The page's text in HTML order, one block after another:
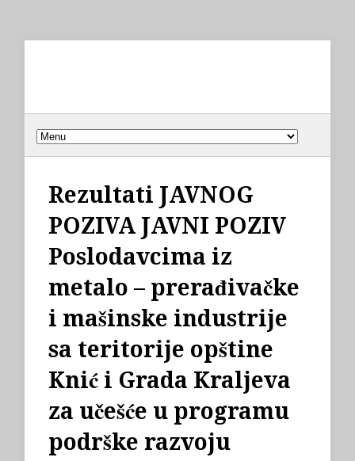
Rezultati JAVNOG
POZIVA JAVNI POZIV
Poslodavcima iz
metalo – prerađivačke
i mašinske industrije
sa teritorije opštine
Knić i Grada Kraljeva
za učešće u programu
podrške razvoju